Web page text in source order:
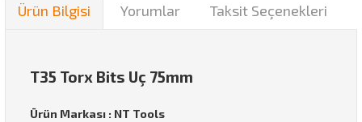
Ürün Bilgisi Yorumlar Taksit Seçenekleri
T35 Torx Bits Uç 75mm
Ürün Markası : NT Tools